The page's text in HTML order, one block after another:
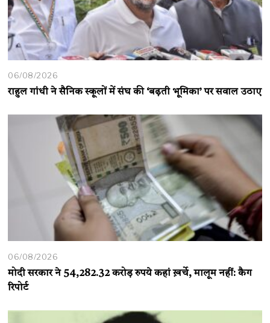
06/08/2026
राहुल गांधी ने सैनिक स्कूलों में संघ की ‘बढ़ती भूमिका’ पर सवाल उठाए
06/08/2026
मोदी सरकार ने 54,282.32 करोड़ रुपये कहां ख़र्चे, मालूम नहीं: कैग
रिपोर्ट